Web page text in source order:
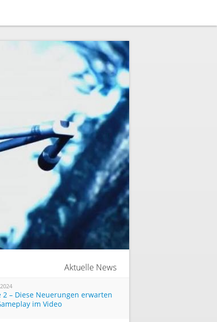
Aktuelle News
2 – Diese Neuerungen erwarten
im Video